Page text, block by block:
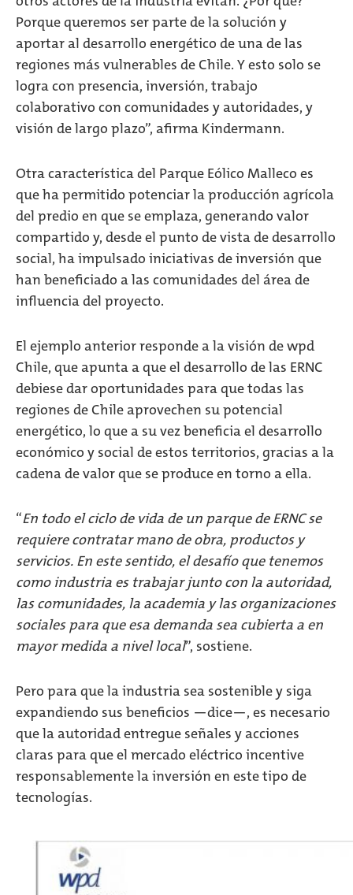
Porque queremos ser parte de la solución y
aportar al desarrollo energético de una de las
regiones más vulnerables de Chile. Y esto solo se
logra con presencia, inversión, trabajo
colaborativo con comunidades y autoridades, y
visión de largo plazo”, afirma Kindermann.
Otra característica del Parque Eólico Malleco es
que ha permitido potenciar la producción agrícola
del predio en que se emplaza, generando valor
compartido y, desde el punto de vista de desarrollo
social, ha impulsado iniciativas de inversión que
han beneficiado a las comunidades del área de
influencia del proyecto.
El ejemplo anterior responde a la visión de wpd
Chile, que apunta a que el desarrollo de las ERNC
debiese dar oportunidades para que todas las
regiones de Chile aprovechen su potencial
energético, lo que a su vez beneficia el desarrollo
económico y social de estos territorios, gracias a la
cadena de valor que se produce en torno a ella.
“En todo el ciclo de vida de un parque de ERNC se
requiere contratar mano de obra, productos y
servicios. En este sentido, el desafío que tenemos
como industria es trabajar junto con la autoridad,
las comunidades, la academia y las organizaciones
sociales para que esa demanda sea cubierta a en
mayor medida a nivel local”, sostiene.
Pero para que la industria sea sostenible y siga
expandiendo sus beneficios —dice—, es necesario
que la autoridad entregue señales y acciones
claras para que el mercado eléctrico incentive
responsablemente la inversión en este tipo de
tecnologías.